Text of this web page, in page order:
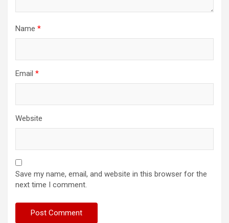
Name *
Email *
Website
Save my name, email, and website in this browser for the
next time I comment.